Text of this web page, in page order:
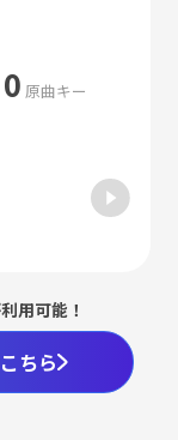
0 原曲キー
用可能！
ちら